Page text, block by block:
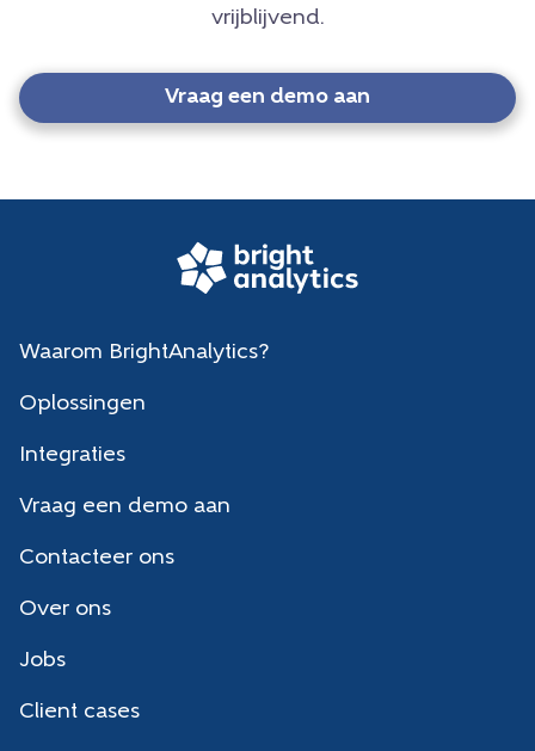
vrijblijvend.
Vraag een demo aan
Waarom BrightAnalytics?
Oplossingen
Integraties
Vraag een demo aan
Contacteer ons
Over ons
Jobs
Client cases